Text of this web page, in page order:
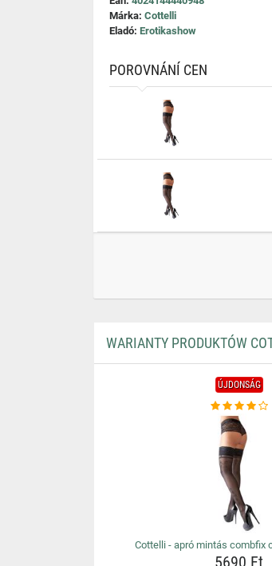
Márka: Cottelli
Eladó: Erotikashow
POROVNÁNÍ CEN
WARIANTY PRODUKTÓW
ÚJDONSÁG
Cottelli - apró mintás combfix
5690 Ft